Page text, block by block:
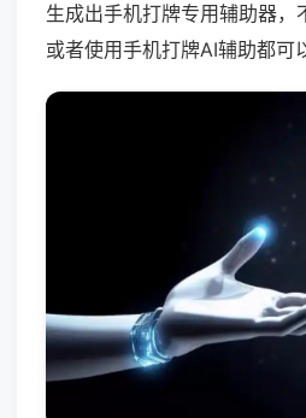
生成出手机打牌专用辅助器，
或者使用手机打牌AI辅助都可